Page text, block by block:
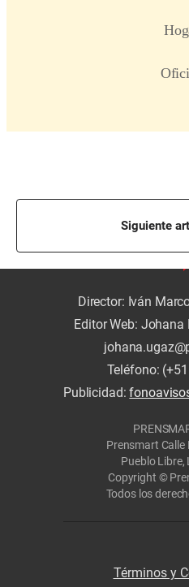
Siguiente
Director: Iván
Editor Web:
Teléfono:
Publicidad:
Prensmart
Pueblo Libre,
Copyright ©
Todos los
Términos y